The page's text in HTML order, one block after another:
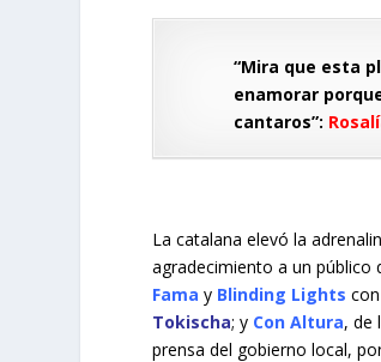
“Mira que esta
enamorar
cantaros”:
La catalana elevó la
agradecimiento a un público
Fama y Blinding Lights con
Tokischa; y Con Altura, de
prensa del gobierno local,